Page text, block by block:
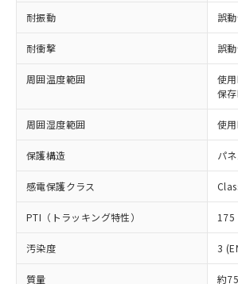
耐振動 誤
耐衝撃 誤
周囲温度範囲
使
保
周囲湿度範囲 使
保護構造 パ
感電保護クラス
PTI（トラッキング特性） 175
汚染度 3
質量 約
記載している更新日時点で
タに基づき作成されるもの
覧された時点での実際の在
準価格とは異なる場合があ
正式な納期状況および標準
様のお取引先、またはお客
ムロン制御機器販売店・当
オムロン制御機器販売店や
販売ネットワーク
ください。
在庫状況および標準価格結
事前の承諾なく第三者に漏
示しないようお願いします
マイパーツ機能（部品リス
ビス）をご利用いただくに
鉛(Pb) 1000ppm以下、 水銀(Hg)
六価クロム(Cr(Ⅵ)) 1000ppm以下、ポリ
類(PBB) 1000ppm以下、ポリ臭化ジフェ
(PBDE) 1000ppm以下、フタル酸ビス(2-
ル) (DEHP)(別名：DOP) 1000ppm以下、
ルベンジル（BBP） 1000ppm以下、フタ
（DBP） 1000ppm以下、フタル酸ジイ
(DIBP) 1000ppm以下
但し、RoHS指令で産業用監視および制御
適用除外項目は除く。
フタル酸エステル類の４物質については
図的な使用がないことを確認しています。
※2 対応予定月
部品在庫の切り替え状況などに
月が前後することがあります。
*中国RoHS10物質の基準値 (GB/T26572)
Pb(鉛) :1000ppm、 Hg(水銀) : 1000ppm
Cr(Ⅵ)(六価クロム) : 1000ppm、 PBBs(ポ
ニル類) : 1000ppm、 PBDEs(ポリ臭化ジ
ル) : 1000ppm、
DEHP(フタル酸ビス(2-エチルヘキシル)) :
※2 環境保護使用期限
「ｅ」：有害物質（10物質）のす
準値以下であることを示します。
「10」：通常の使用状況下にお
質が外部に漏えいし、環境に深
（以下｢規制貨物等」とい
または国外への提供する場
国政府の輸出許可(または
可)を取得するなどの必要
当社は規制貨物を破棄する
全に破砕するなど、違法に
いよう必要な手段を講じま
当社は貴社製品を、核兵器
ル、化学兵器、生物兵器ま
武器並びにこれらの製造装
使用いたしません。
当社は、貴社製品を第三者
場合は、上記1、2および3の
該第三者に通知します。ま
販売先および販売に係わる
法に輸出するおそれがある
○ 一定数以上の在庫あり
△ 一定数には満たないが
在庫なし(最新の在庫
いては、お客様のお取
たはお客様担当のオム
機器販売店・当社販売
認ください)
受注生産機種、また在
情報を公開していない